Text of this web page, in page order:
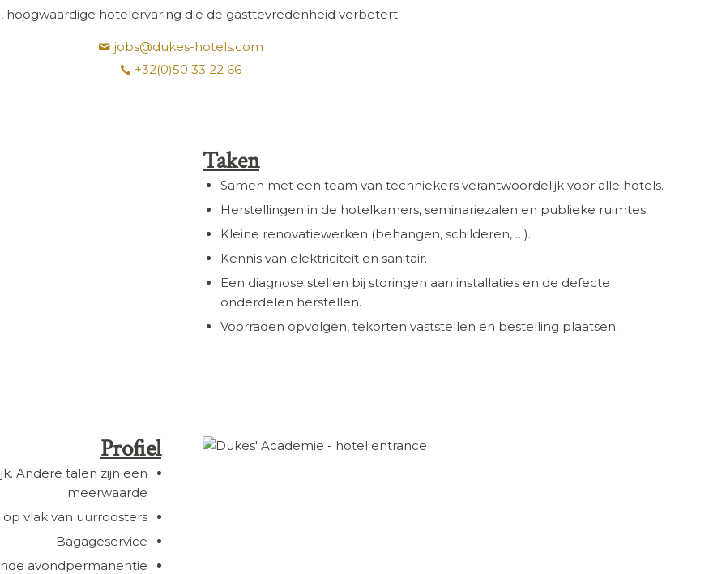
hoogwaardige hotelervaring die de gasttevredenheid verbetert.
jobs@dukes-hotels.com
+32(0)50 33 22 66
Taken
Samen met een team van techniekers verantwoordelijk voor alle hotels.
Herstellingen in de hotelkamers, seminariezalen en publieke ruimtes.
Kleine renovatiewerken (behangen, schilderen, …).
Kennis van elektriciteit en sanitair.
Een diagnose stellen bij storingen aan installaties en de defecte
onderdelen herstellen.
Voorraden opvolgen, tekorten vaststellen en bestelling plaatsen.
Profiel
Andere talen zijn een
meerwaarde
vlak van uurroosters
Bagageservice
avondpermanentie